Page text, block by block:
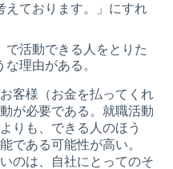
えております。」にすれ
で活動できる人をとりた
理由がある。
客様（お金を払ってくれ
が必要である。就職活動
りも、できる人のほう
である可能性が高い。
のは、自社にとってのそ